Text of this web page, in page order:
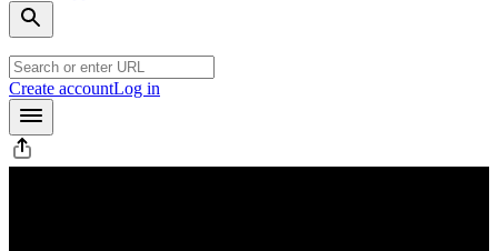
Create accountLog in